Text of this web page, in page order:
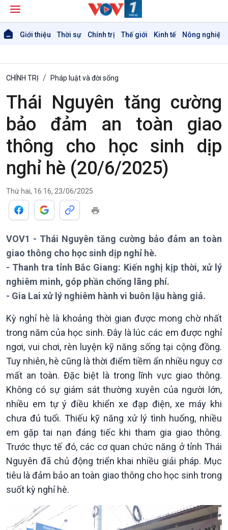
Giới thiệu Thời sự Chính trị Thế giới Kinh tế Nông nghiệp
Giới thiệu
Thời sự
Thời sự 6h
Chuyên mục
Theo dòng Thời sự
Chính trị
Tin Chính trị
Chính phủ với người dân
Quốc hội với cử tri
Xây dựng đảng
Đảng trong cuộc sống
Nhận diện sự thật
Pháp luật và đời sống
Thế giới
Tin thế giới
Vấn đề quốc tế
Hồ sơ sự kiện quốc tế
Thế giới & Việt Nam
Biên cương - Một dải vững
bền
Kinh tế
Tin Kinh tế
Trước giờ mở cửa
Dòng chảy Kinh tế
Nông nghiệp & Biển đảo
đảo
Mùa vàng
CHÍNH TRỊ Pháp luật và đời sống
Thái Nguyên tăng cường
bảo đảm an toàn giao
thông cho học sinh dịp
nghỉ hè (20/6/2025)
Thứ hai, 16:16, 23/06/2025
VOV1 - Thái Nguyên tăng cường bảo đảm an toàn
giao thông cho học sinh dịp nghỉ hè.
- Thanh tra tỉnh Bắc Giang: Kiến nghị kịp thời, xử lý
nghiêm minh, góp phần chống lãng phí.
- Gia Lai xử lý nghiêm hành vi buôn lậu hàng giả.
Kỳ nghỉ hè là khoảng thời gian được mong chờ nhất
trong năm của học sinh. Đây là lúc các em được nghỉ
ngơi, vui chơi, rèn luyện kỹ năng sống tại cộng đồng.
Tuy nhiên, hè cũng là thời điểm tiềm ẩn nhiều nguy cơ
mất an toàn. Đặc biệt là trong lĩnh vực giao thông.
Không có sự giám sát thường xuyên của người lớn,
nhiều em tự ý điều khiển xe đạp điện, xe máy khi
chưa đủ tuổi. Thiếu kỹ năng xử lý tình huống, nhiều
em gặp tai nạn đáng tiếc khi tham gia giao thông.
Trước thực tế đó, các cơ quan chức năng ở tỉnh Thái
Nguyên đã chủ động triển khai nhiều giải pháp. Mục
tiêu là đảm bảo an toàn giao thông cho học sinh trong
suốt kỳ nghỉ hè.